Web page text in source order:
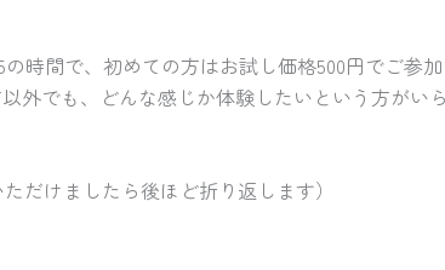
の時間で、初めての方はお試し価格500円でご
外でも、どんな感じか体験したいという方がい
だけましたら後ほど折り返します）